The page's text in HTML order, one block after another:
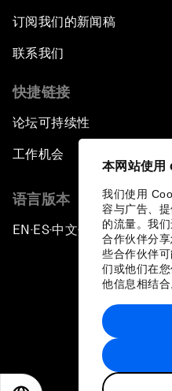
本网站使用
我们使用
容与广告、
的流量。我
合作伙伴分
些合作伙伴
们或他们在
他信息相结合
订阅我们的新闻稿
联系我们
快捷链接
论坛可持续性
工作机会
语言版本
EN ▪ES▪中文▪ 日本語
站